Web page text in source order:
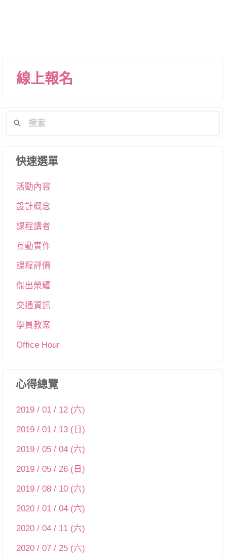
線上報名
快速選單
活動內容
設計概念
課程講者
互動實作
課程評價
傑出榮耀
交通資訊
學員教案
Office Hour
心得總覽
2019 / 01 / 12 (六)
2019 / 01 / 13 (日)
2019 / 05 / 04 (六)
2019 / 05 / 26 (日)
2019 / 08 / 10 (六)
2020 / 01 / 04 (六)
2020 / 04 / 11 (六)
2020 / 07 / 25 (六)